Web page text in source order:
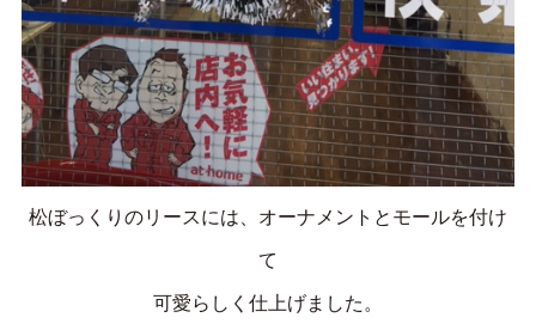
松ぼっくりのリースには、オーナメントとモールを付け
て
可愛らしく仕上げました。